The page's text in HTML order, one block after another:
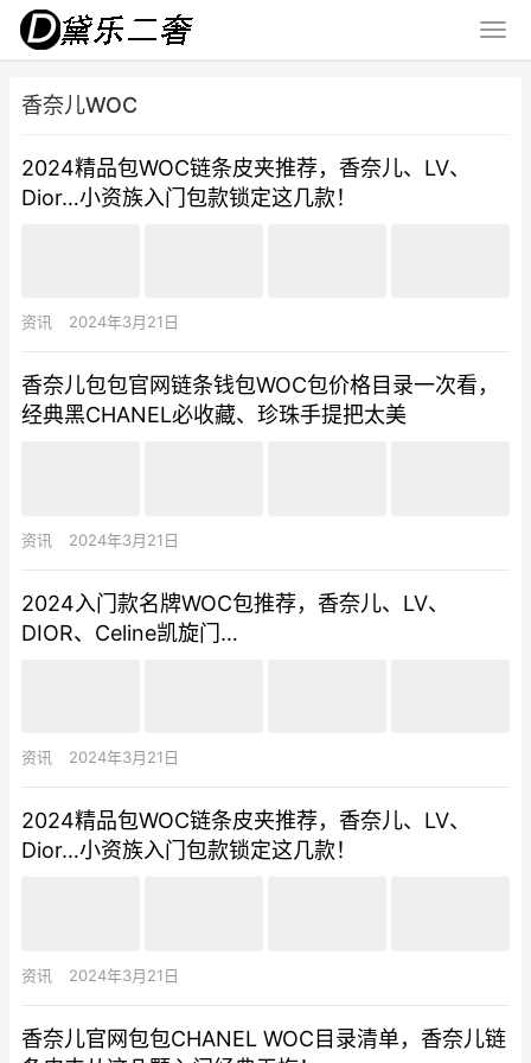
香奈儿WOC
2024精品包WOC链条皮夹推荐，香奈儿、LV、
Dior…小资族入门包款锁定这几款！
资讯 2024年3月21日
香奈儿包包官网链条钱包WOC包价格目录一次看，
经典黑CHANEL必收藏、珍珠手提把太美
资讯 2024年3月21日
2024入门款名牌WOC包推荐，香奈儿、LV、
DIOR、Celine凯旋门…
资讯 2024年3月21日
2024精品包WOC链条皮夹推荐，香奈儿、LV、
Dior…小资族入门包款锁定这几款！
资讯 2024年3月21日
香奈儿官网包包CHANEL WOC目录清单，香奈儿链